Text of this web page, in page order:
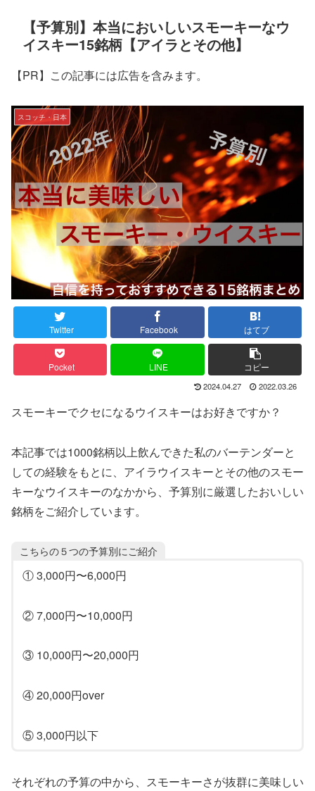
【予算別】本当においしいスモーキーなウ
イスキー15銘柄【アイラとその他】
【PR】この記事には広告を含みます。
スコッチ・日本
Twitter Facebook はてブ
Pocket LINE コピー
2024.04.27 2022.03.26
スモーキーでクセになるウイスキーはお好きですか？
本記事では1000銘柄以上飲んできた私のバーテンダーと
しての経験をもとに、アイラウイスキーとその他のスモー
キーなウイスキーのなかから、予算別に厳選したおいしい
銘柄をご紹介しています。
こちらの５つの予算別にご紹介
① 3,000円〜6,000円
② 7,000円〜10,000円
③ 10,000円〜20,000円
④ 20,000円over
⑤ 3,000円以下
それぞれの予算の中から、スモーキーさが抜群に美味しい